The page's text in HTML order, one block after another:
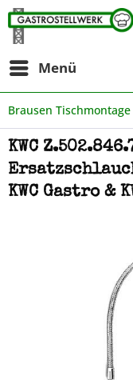
Menü
Brausen Tischmontage
KWC
KWC Gastro &